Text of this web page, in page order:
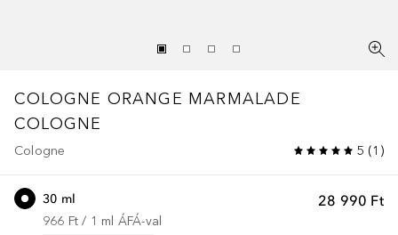
COLOGNE ORANGE MARMALADE
COLOGNE
Cologne 5 (1 )
28 990 Ft
30 ml
966 Ft / 1 ml ÁFÁ-val